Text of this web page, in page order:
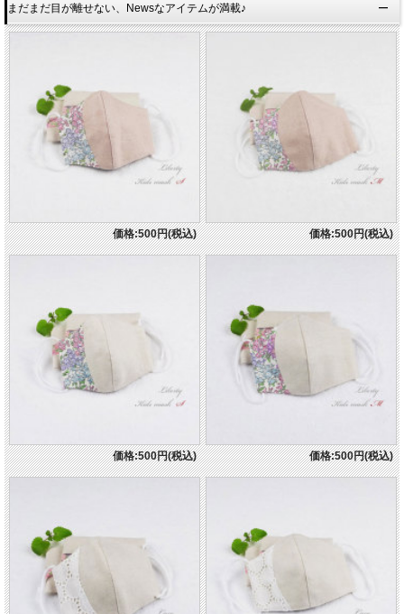
まだまだ目が離せない、Newsなアイテムが満載♪
価格:500円(税込) 価格:500円(税込)
価格:500円(税込) 価格:500円(税込)